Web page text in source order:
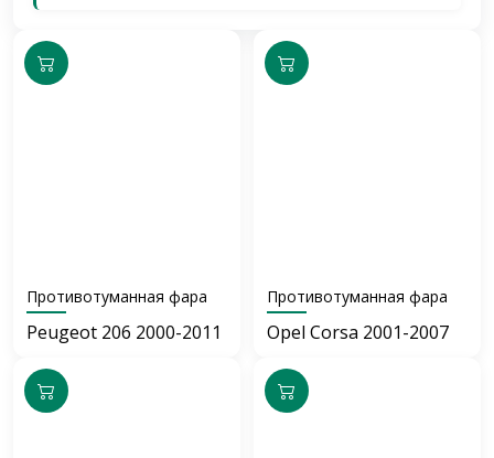
Противотуманная фара
Peugeot 206 2000-2011
Противотуманная фара
Opel Corsa 2001-2007